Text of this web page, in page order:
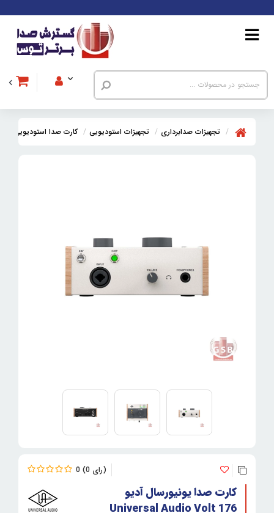
تجهیزات صدابرداری تجهیزات استودیویی کارت صدا استودیویی
0 0
کارت صدا یونیورسال آدیو
Universal Audio Volt 176